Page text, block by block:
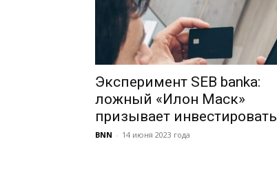
Эксперимент SEB banka:
ложный «Илон Маск»
призывает инвестировать
BNN - 14 июня 2023 года